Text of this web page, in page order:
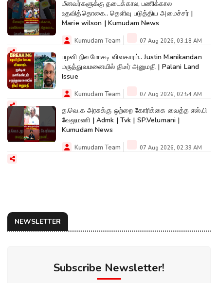
மீனவர்களுக்கு தடைக்கால, பணிக்கால
உதவித்தொகை.. தெளிவு படுத்திய அமைச்சர் |
Marie wilson | Kumudam News
Kumudam Team 07 Aug 2026, 03:18 AM
பழனி நில மோசடி விவகாரம்.. Justin Manikandan
மருத்துவமனையில் திடீர் அனுமதி | Palani Land
Issue
Kumudam Team 07 Aug 2026, 02:54 AM
த.வெ.க அரசுக்கு ஒற்றை கோரிக்கை வைத்த எஸ்.பி
வேலுமணி | Admk | Tvk | SP.Velumani |
Kumudam News
Kumudam Team 07 Aug 2026, 02:39 AM
NEWSLETTER
Subscribe Newsletter!